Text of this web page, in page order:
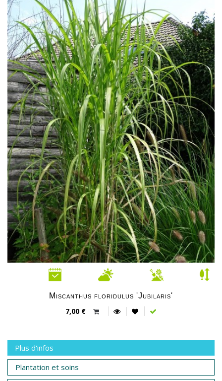
Miscanthus floridulus 'Jubilaris'
7,00 €
Plus d'infos
Plantation et soins